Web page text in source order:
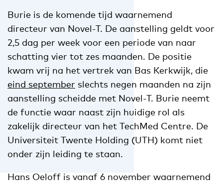
Burie is de komende tijd waarnemend
directeur van Novel-T. De aanstelling geldt voor
2,5 dag per week voor een periode van naar
schatting vier tot zes maanden. De positie
kwam vrij na het vertrek van Bas Kerkwijk, die
eind september slechts negen maanden na zijn
aanstelling scheidde met Novel-T. Burie neemt
de functie waar naast zijn huidige rol als
zakelijk directeur van het TechMed Centre. De
Universiteit Twente Holding (UTH) komt niet
onder zijn leiding te staan.
Hans Oeloff is vanaf 6 november waarnemend